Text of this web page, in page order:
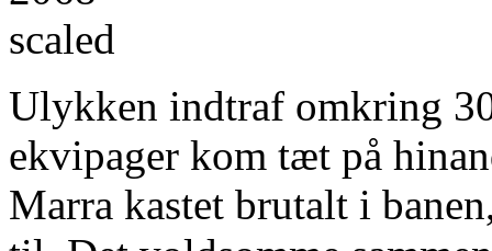
Ulykken indtraf omkring
ekvipager kom tæt på
Marra kastet brutalt i